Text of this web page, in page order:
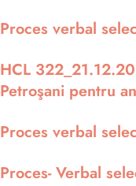
Proces verbal
HCL
Petroşani pentru
Proces verbal
Proces- Verbal